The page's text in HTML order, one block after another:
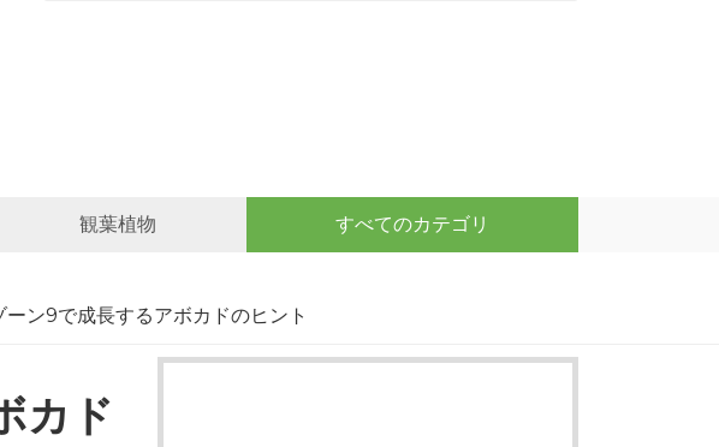
観葉植物 すべてのカテゴリ
ン9で成長するアボカドのヒント
カド